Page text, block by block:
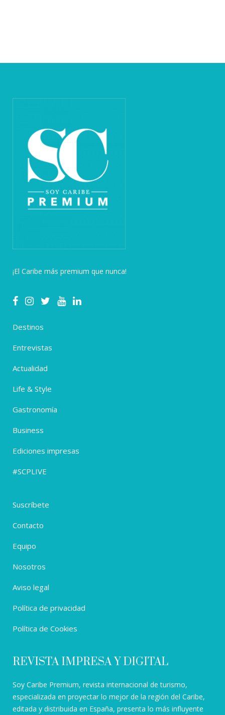
¡El Caribe más premium que nunca!
Destinos
Entrevistas
Actualidad
Life & Style
Gastronomía
Business
Ediciones impresas
#SCPLIVE
Suscríbete
Contacto
Equipo
Nosotros
Aviso legal
Política de privacidad
Política de Cookies
REVISTA IMPRESA Y DIGITAL
Soy Caribe Premium, revista internacional de turismo,
especializada en proyectar lo mejor de la región del Caribe,
editada y distribuida en España, presenta lo más influyente